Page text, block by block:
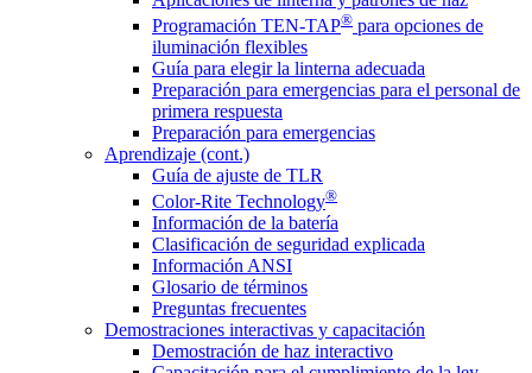
Programación TEN-TAP® para opciones de
iluminación flexibles
Guía para elegir la linterna adecuada
Preparación para emergencias para el personal de
primera respuesta
Preparación para emergencias
Aprendizaje (cont.)
Guía de ajuste de TLR
Color-Rite Technology®
Información de la batería
Clasificación de seguridad explicada
Información ANSI
Glosario de términos
Preguntas frecuentes
Demostraciones interactivas y capacitación
Demostración de haz interactivo